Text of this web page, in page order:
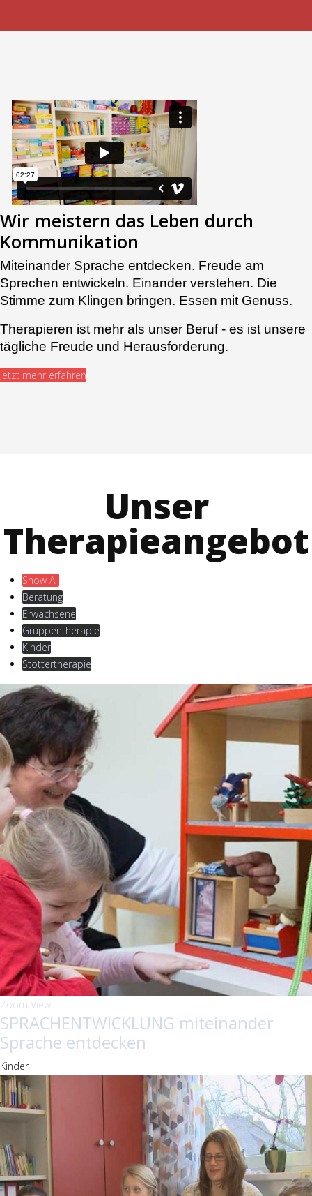
Wir meistern das Leben durch
Kommunikation
Miteinander Sprache entdecken. Freude am
Sprechen entwickeln. Einander verstehen. Die
Stimme zum Klingen bringen. Essen mit Genuss.
Therapieren ist mehr als unser Beruf - es ist unsere
tägliche Freude und Herausforderung.
Jetzt mehr erfahren
Unser
Therapieangebot
Show All
Beratung
Erwachsene
Gruppentherapie
Kinder
Stottertherapie
Zoom View
SPRACHENTWICKLUNG miteinander
Sprache entdecken
Kinder